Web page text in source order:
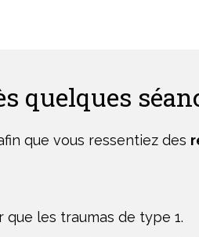
quelques
que vous ressentiez des
les traumas de type 1.